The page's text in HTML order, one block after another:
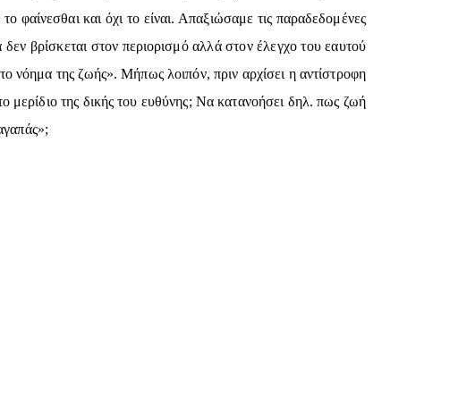
φαίνεσθαι και όχι το είναι. Απαξιώσαμε τις παραδεδομένες
βρίσκεται στον περιορισμό αλλά στον έλεγχο του εαυτού
νόημα της ζωής». Μήπως λοιπόν, πριν αρχίσει η αντίστροφη
μερίδιο της δικής του ευθύνης; Να κατανοήσει δηλ. πως ζωή